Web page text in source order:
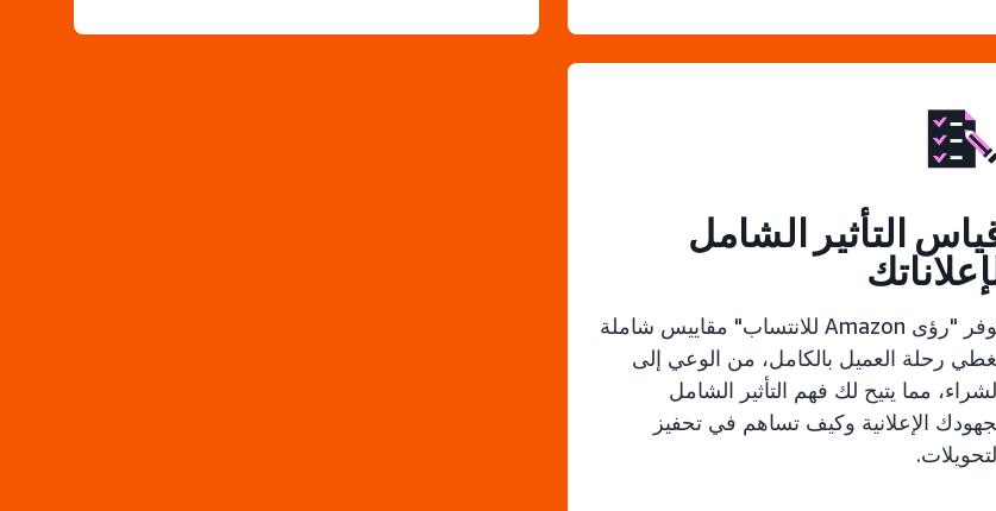
التأثير الشامل
توفر "رؤى Amazon للانتساب" مقاييس شاملة
رحلة العميل بالكامل، من الوعي إلى
مما يتيح لك فهم التأثير الشامل
الإعلانية وكيف تساهم في تحفيز